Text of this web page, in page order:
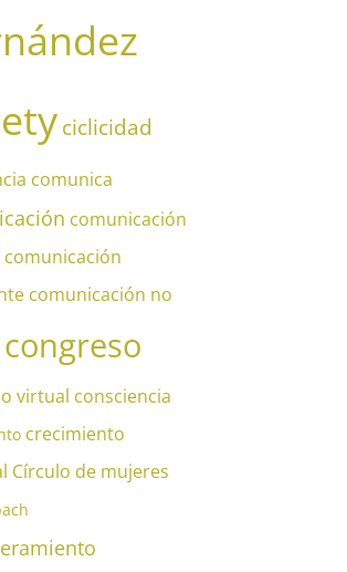
ciclicidad
comunica
comunicación
comunicación
comunicación no
congreso
virtual consciencia
crecimiento
Círculo de mujeres